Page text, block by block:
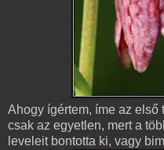
Ahogy ígértem, íme az első
csak az egyetlen, mert a
leveleit bontotta ki, vagy